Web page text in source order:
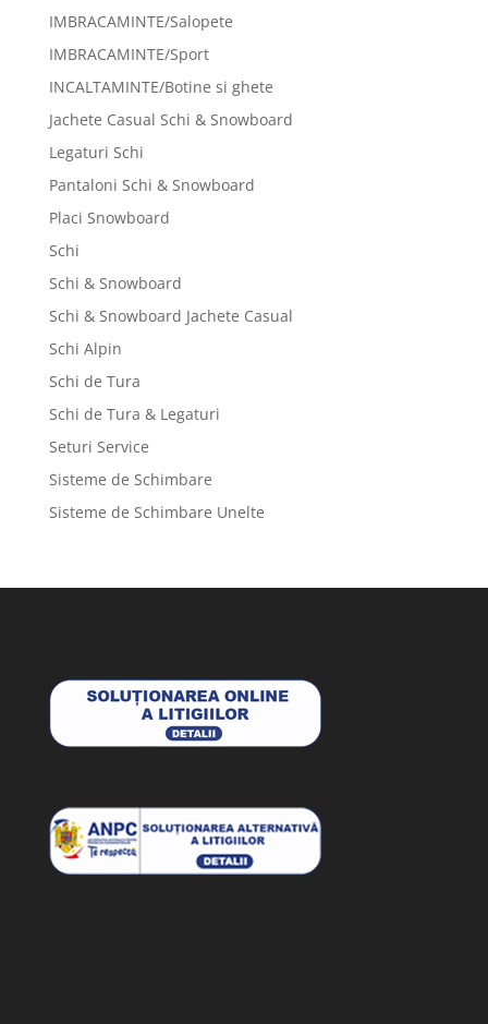
IMBRACAMINTE/Salopete
IMBRACAMINTE/Sport
INCALTAMINTE/Botine si ghete
Jachete Casual Schi & Snowboard
Legaturi Schi
Pantaloni Schi & Snowboard
Placi Snowboard
Schi
Schi & Snowboard
Schi & Snowboard Jachete Casual
Schi Alpin
Schi de Tura
Schi de Tura & Legaturi
Seturi Service
Sisteme de Schimbare
Sisteme de Schimbare Unelte